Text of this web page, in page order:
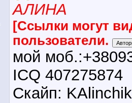
АЛИНА
[Ссылки могут
пользователи.
мой
ICQ 407275874
Скайп: